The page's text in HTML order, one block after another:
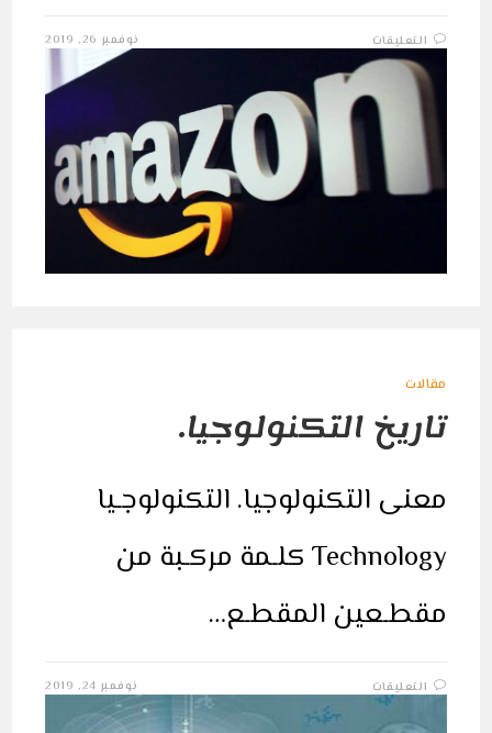
التعليقاتقصة
مؤسس
موقع
امازون
جيف
بيزوس
مغلقة
نوفمبر 26, 2019
مقالات
تاريخ التكنولوجيا.
معنى التكنولوجيا. التكنولوجـيا
Technology كلـمة مركـبة من
مقطـعين المقطـع…
التعليقاتتاريخ
التكنولوجيا.
نوفمبر 24, 2019